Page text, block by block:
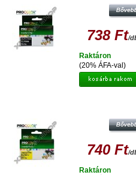
738 Ft/
(20% ÁFA-val)
Raktáron
740 Ft/
Raktáron